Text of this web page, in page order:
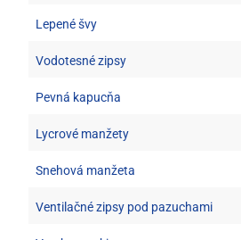
Lepené švy
Vodotesné zipsy
Pevná kapucňa
Lycrové manžety
Snehová manžeta
Ventilačné zipsy pod pazuchami